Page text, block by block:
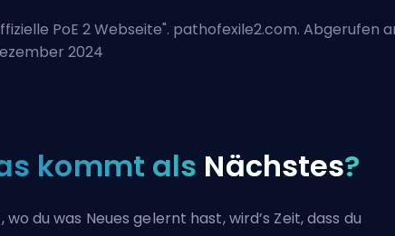
PoE 2 Webseite". pathofexile2.com. Abgerufen
2024
kommt als Nächstes?
wo du was Neues gelernt hast, wird’s Zeit, dass du